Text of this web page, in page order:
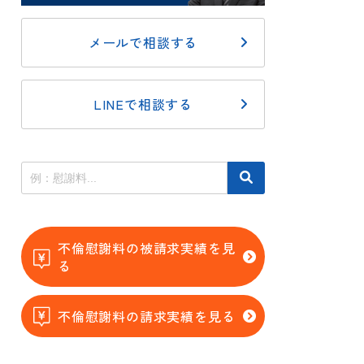
メールで相談する
LINEで相談する
不倫慰謝料の被請求実績を見
る
不倫慰謝料の請求実績を見る